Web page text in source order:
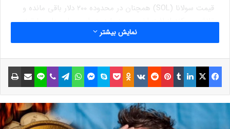
قیمت سولانا (SOL) همچنان در محدوده ۲۰۰ دلار باقی مانده و
تلاش می‌کند از افت اخیر بهبود یابد. در این میان، علی مارتینز،
تحلیلگر معروف، در تحلیل اخیر خود به یک الگوی کانال موازی
اشاره کرده که می‌تواند مسیر بعدی قیمت SOL را تعیین کند.
بر اساس تحلیل مارتینز، اگر روند صعودی تقویت شود، سولانا
می‌تواند به سطح مقاومتی ۳۵۰ دلار برسد. اما اگر قیمت از
پایین این کانال خارج و نزولی شود، ممکن است شاهد یک
اصلاح شدید تا سطح حمایتی ۱۵۰ دلار باشیم.
نمایش بیشتر
فیسبوک ایکس لینکداین تامبلر پینتریست Reddit
VKontakte
Odnoklassniki پاکت اسکایپ مسنجر واتس آپ تلگرام وایبر لاین اشتراک گذاری با ایمیل